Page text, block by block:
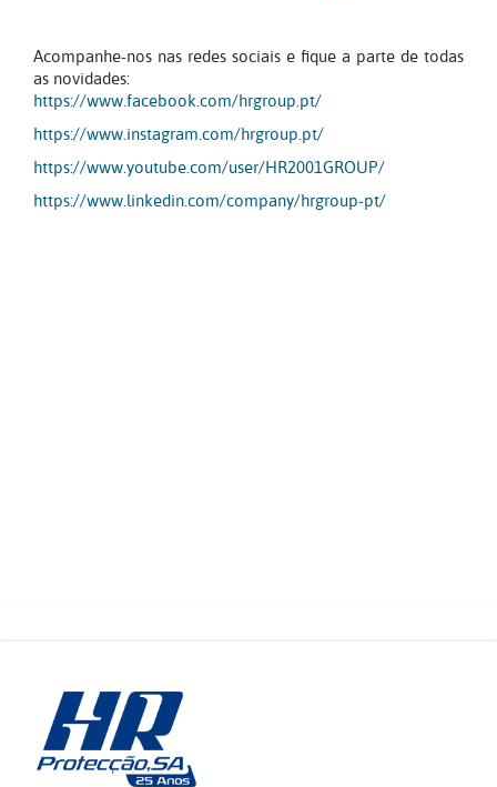
Acompanhe-nos nas redes sociais e fique a parte de todas
as novidades:
https://www.facebook.com/hrgroup.pt/
https://www.instagram.com/hrgroup.pt/
https://www.youtube.com/user/HR2001GROUP/
https://www.linkedin.com/company/hrgroup-pt/